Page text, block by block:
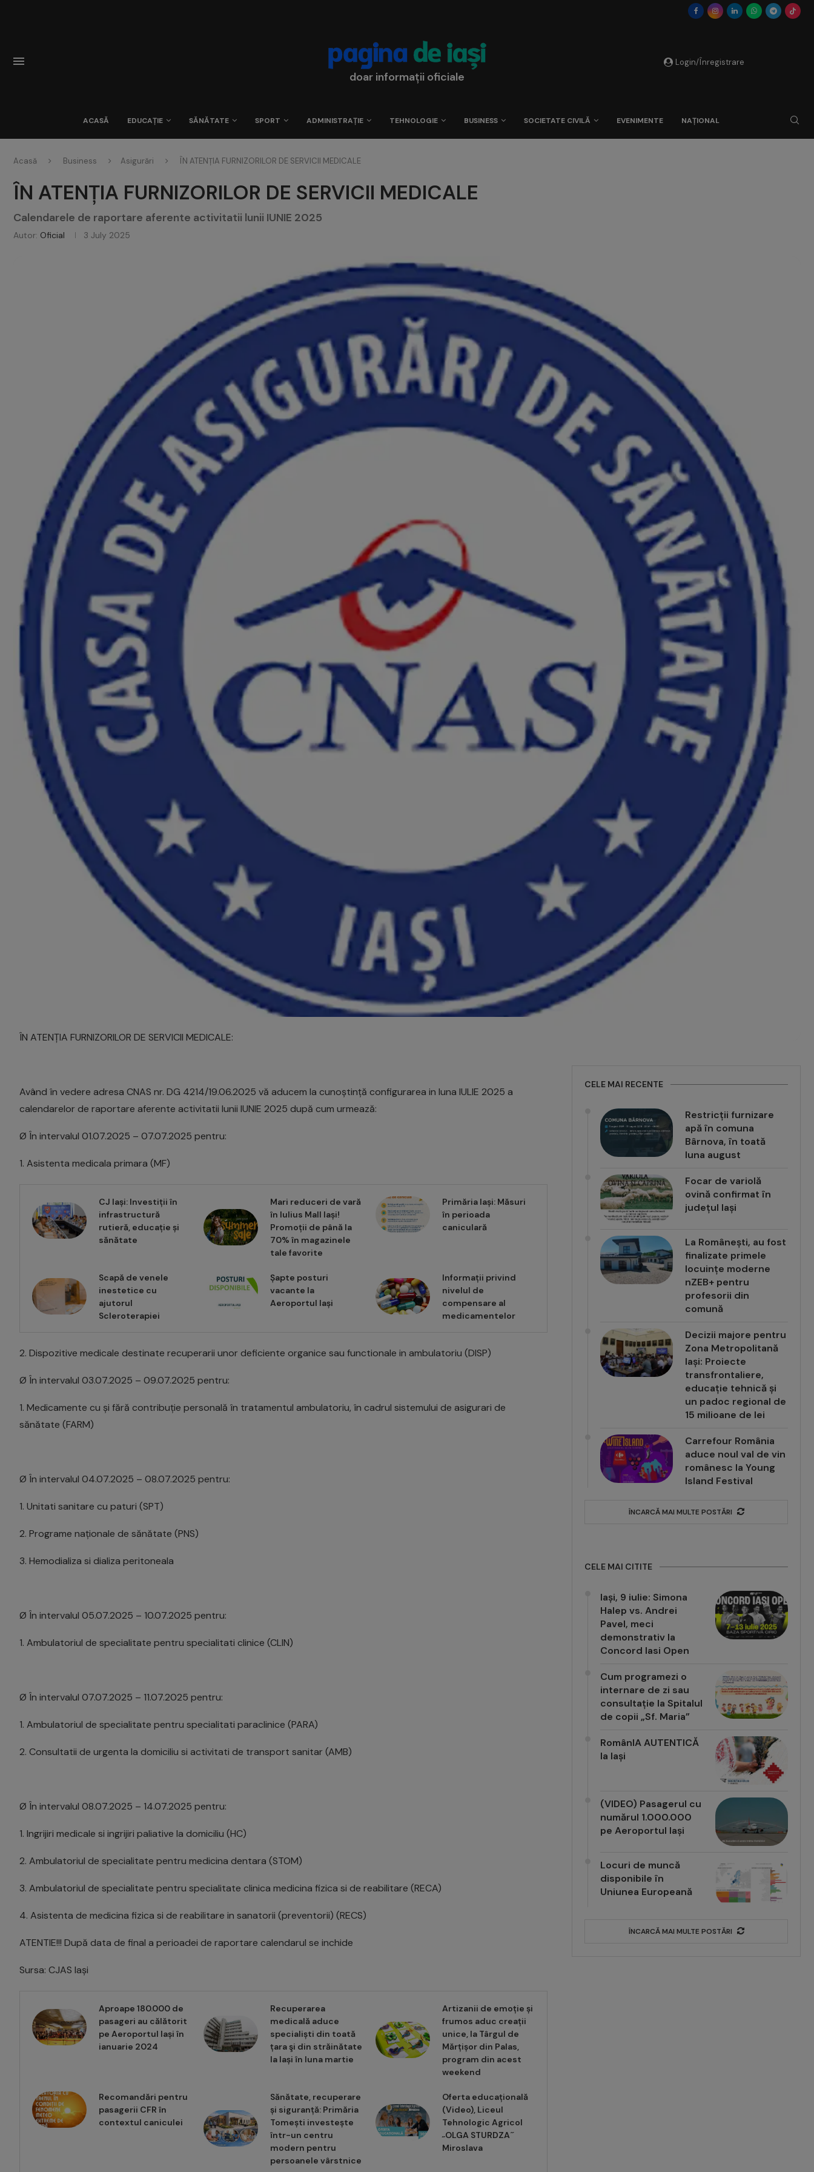
doar informații oficiale
Login/Înregistrare
ACASĂ EDUCAȚIE SĂNĂTATE SPORT ADMINISTRAȚIE TEHNOLOGIE BUSINESS SOCIETATE CIVILĂ EVENIMENTE NAȚIONAL
Acasă Business Asigurări ÎN ATENȚIA FURNIZORILOR DE SERVICII MEDICALE
ÎN ATENȚIA FURNIZORILOR DE SERVICII MEDICALE
Calendarele de raportare aferente activitatii lunii IUNIE 2025
Autor: Oficial 3 July 2025
ÎN ATENȚIA FURNIZORILOR DE SERVICII MEDICALE:
Având în vedere adresa CNAS nr. DG 4214/19.06.2025 vă aducem la cunoștință configurarea in luna IULIE 2025 a
calendarelor de raportare aferente activitatii lunii IUNIE 2025 după cum urmează:
Ø În intervalul 01.07.2025 – 07.07.2025 pentru:
1. Asistenta medicala primara (MF)
CJ Iași: Investiții în
infrastructură
rutieră, educație și
sănătate
Mari reduceri de vară
în Iulius Mall Iași!
Promoții de până la
70% în magazinele
tale favorite
Primăria Iași: Măsuri
în perioada
caniculară
Scapă de venele
inestetice cu
ajutorul
Scleroterapiei
Șapte posturi
vacante la
Aeroportul Iași
Informații privind
nivelul de
compensare al
medicamentelor
2. Dispozitive medicale destinate recuperarii unor deficiente organice sau functionale in ambulatoriu (DISP)
Ø În intervalul 03.07.2025 – 09.07.2025 pentru:
1. Medicamente cu și fără contribuție personală în tratamentul ambulatoriu, în cadrul sistemului de asigurari de
sănătate (FARM)
Ø În intervalul 04.07.2025 – 08.07.2025 pentru:
1. Unitati sanitare cu paturi (SPT)
2. Programe naționale de sănătate (PNS)
3. Hemodializa si dializa peritoneala
Ø În intervalul 05.07.2025 – 10.07.2025 pentru:
1. Ambulatoriul de specialitate pentru specialitati clinice (CLIN)
Ø În intervalul 07.07.2025 – 11.07.2025 pentru:
1. Ambulatoriul de specialitate pentru specialitati paraclinice (PARA)
2. Consultatii de urgenta la domiciliu si activitati de transport sanitar (AMB)
Ø În intervalul 08.07.2025 – 14.07.2025 pentru:
1. Ingrijiri medicale si ingrijiri paliative la domiciliu (HC)
2. Ambulatoriul de specialitate pentru medicina dentara (STOM)
3. Ambulatoriul de specialitate pentru specialitate clinica medicina fizica si de reabilitare (RECA)
4. Asistenta de medicina fizica si de reabilitare in sanatorii (preventorii) (RECS)
ATENTIE!!! După data de final a perioadei de raportare calendarul se inchide
Sursa: CJAS Iași
Aproape 180.000 de
pasageri au călătorit
pe Aeroportul Iași în
ianuarie 2024
Recuperarea
medicală aduce
specialiști din toată
țara şi din străinătate
la Iași în luna martie
Artizanii de emoție și
frumos aduc creații
unice, la Târgul de
Mărțișor din Palas,
program din acest
weekend
Recomandări pentru
pasagerii CFR în
contextul caniculei
Sănătate, recuperare
și siguranță: Primăria
Tomești investește
într-un centru
modern pentru
persoanele vârstnice
Oferta educațională
(Video), Liceul
Tehnologic Agricol
˶OLGA STURDZA ̋
Miroslava
CELE MAI RECENTE
Restricții furnizare
apă în comuna
Bârnova, în toată
luna august
Focar de variolă
ovină confirmat în
județul Iași
La Românești, au fost
finalizate primele
locuințe moderne
nZEB+ pentru
profesorii din
comună
Decizii majore pentru
Zona Metropolitană
Iași: Proiecte
transfrontaliere,
educație tehnică și
un padoc regional de
15 milioane de lei
Carrefour România
aduce noul val de vin
românesc la Young
Island Festival
ÎNCARCĂ MAI MULTE POSTĂRI
CELE MAI CITITE
Iași, 9 iulie: Simona
Halep vs. Andrei
Pavel, meci
demonstrativ la
Concord Iasi Open
Cum programezi o
internare de zi sau
consultație la Spitalul
de copii „Sf. Maria”
RomânIA AUTENTICĂ
la Iași
(VIDEO) Pasagerul cu
numărul 1.000.000
pe Aeroportul Iași
Locuri de muncă
disponibile în
Uniunea Europeană
ÎNCARCĂ MAI MULTE POSTĂRI